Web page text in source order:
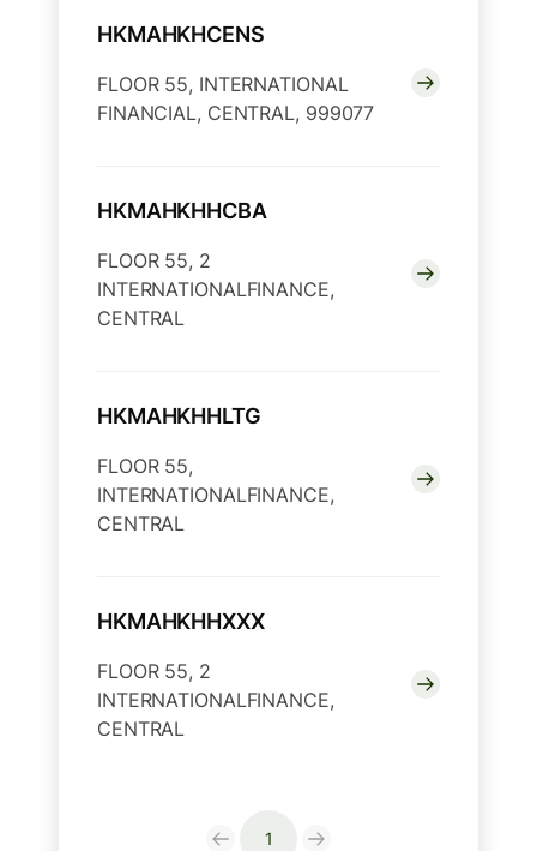
HKMAHKHCENS
FLOOR 55, INTERNATIONAL
FINANCIAL, CENTRAL, 999077
HKMAHKHHCBA
FLOOR 55, 2
INTERNATIONALFINANCE,
CENTRAL
HKMAHKHHLTG
FLOOR 55,
INTERNATIONALFINANCE,
CENTRAL
HKMAHKHHXXX
FLOOR 55, 2
INTERNATIONALFINANCE,
CENTRAL
1